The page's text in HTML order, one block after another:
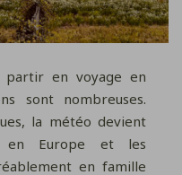
partir en voyage en
sont nombreuses.
la météo devient
en Europe et les
en famille